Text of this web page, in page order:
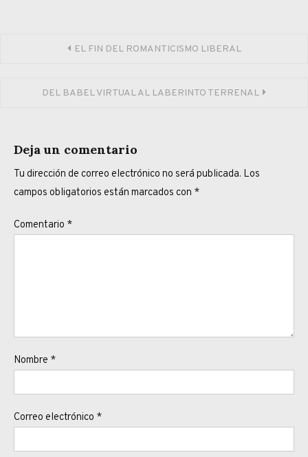
NavegaciónEL FIN DEL ROMANTICISMO LIBERAL
DEL BABEL VIRTUAL AL LABERINTO TERRENAL
Deja un comentario
Tu dirección de correo electrónico no será publicada. Los
campos obligatorios están marcados con *
Comentario *
Nombre *
Correo electrónico *